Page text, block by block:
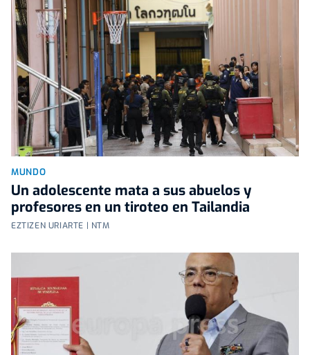
MUNDO
Un adolescente mata a sus abuelos y
profesores en un tiroteo en Tailandia
EZTIZEN URIARTE | NTM